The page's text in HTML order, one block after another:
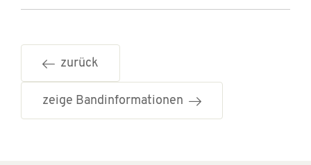
zurück
zeige Bandinformationen